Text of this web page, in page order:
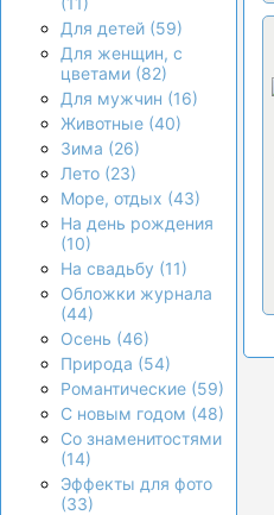
Для детей (59)
Для женщин, с
цветами (82)
Для мужчин (16)
Животные (40)
Зима (26)
Лето (23)
Море, отдых (43)
На день рождения
(10)
На свадьбу (11)
Обложки журнала
(44)
Осень (46)
Природа (54)
Романтические (59)
С новым годом (48)
Со знаменитостями
(14)
Эффекты для фото
(33)